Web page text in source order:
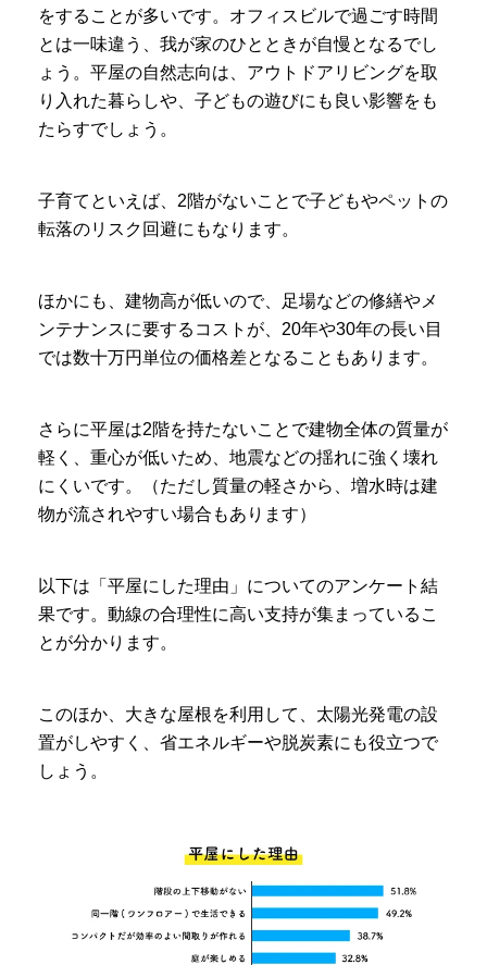
をすることが多いです。オフィスビルで過ごす時間
とは一味違う、我が家のひとときが自慢となるでし
ょう。平屋の自然志向は、アウトドアリビングを取
り入れた暮らしや、子どもの遊びにも良い影響をも
たらすでしょう。
子育てといえば、2階がないことで子どもやペットの
転落のリスク回避にもなります。
ほかにも、建物高が低いので、足場などの修繕やメ
ンテナンスに要するコストが、20年や30年の長い目
では数十万円単位の価格差となることもあります。
さらに平屋は2階を持たないことで建物全体の質量が
軽く、重心が低いため、地震などの揺れに強く壊れ
にくいです。（ただし質量の軽さから、増水時は建
物が流されやすい場合もあります）
以下は「平屋にした理由」についてのアンケート結
果です。動線の合理性に高い支持が集まっているこ
とが分かります。
このほか、大きな屋根を利用して、太陽光発電の設
置がしやすく、省エネルギーや脱炭素にも役立つで
しょう。